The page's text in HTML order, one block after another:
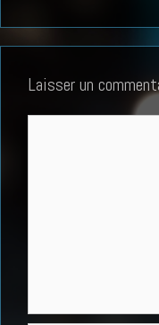
Laisser un